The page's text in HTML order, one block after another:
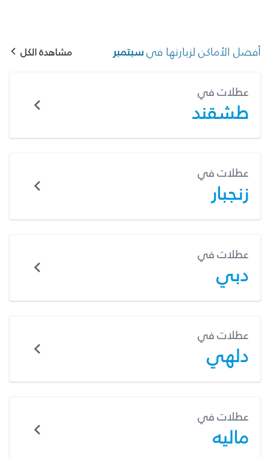
أفضل الأماكن لزيارتها فيسبتمبر مشاهدة الكل
عطلات في
طشقند
عطلات في
زنجبار
عطلات في
دبي
عطلات في
دلهي
عطلات في
ماليه